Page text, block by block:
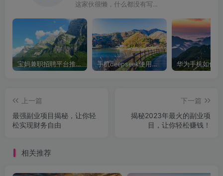
这家伙很懒，什么都没有写...
宝妈兼职招聘平台推荐，轻松找到理想工作！ 手机deepseek使用全攻略，轻松实现画图与炒股功能
上一篇
最强副业项目揭秘，让你轻
松实现财务自由
下一篇
揭秘2023年最火的副业项
目，让你轻松赚钱！
相关推荐